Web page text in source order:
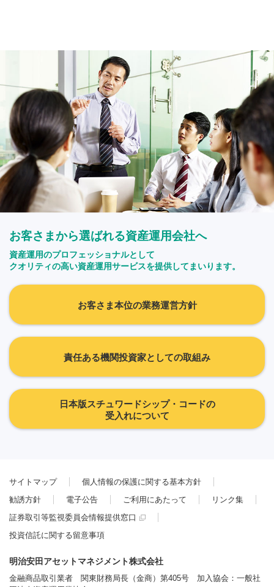
お客さまから選ばれる資産運用会社へ
資産運用のプロフェッショナルとして
クオリティの高い資産運用サービスを提供してまいります。
お客さま本位の業務運営方針
責任ある機関投資家としての取組み
日本版スチュワードシップ・コードの
受入れについて
サイトマップ
個人情報の保護に関する基本方針
勧誘方針
電子公告 ご利用にあたって
リンク集
証券取引等監視委員会情報提供窓口
投資信託に関する留意事項
明治安田アセットマネジメント株式会社
金融商品取引業者 関東財務局長（金商）第405号 加入協会：一般社